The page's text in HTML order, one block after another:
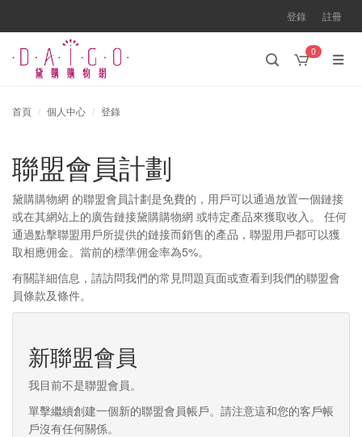
登錄 註冊
0
首頁 個人中心 登錄
聯盟會員計劃
黛購購物網 的聯盟會員計劃是免費的，用戶可以通過放置一個鏈接
或在其網站上的廣告鏈接黛購購物網 或特定產品來獲取收入。 任何
通過點擊聯盟用戶所提供的鏈接而銷售的產品，聯盟用戶都可以獲
取相應佣金。當前的標準佣金率為5%。
有關詳細信息，請訪問我們的常見問題頁面或查看到我們的聯盟會
員條款及條件。
新聯盟會員
我目前不是聯盟會員。
單擊繼續創建一個新的聯盟會員帳戶。請注意這和您的客戶帳
戶沒有任何關係。